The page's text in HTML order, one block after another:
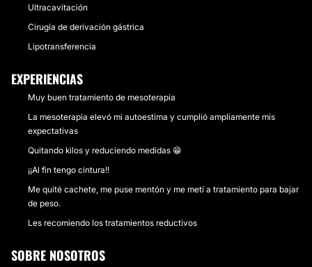
Ultracavitación
Cirugía de derivación gástrica
Lipotransferencia
EXPERIENCIAS
Muy buen tratamiento de mesoterapia
La mesoterapia elevó mi autoestima y cumplió ampliamente mis
expectativas
Quitando kilos y reduciendo medidas 😁
¡¡Al fin tengo cintura!!
Me quité cachete, me puse mentón y me metí a tratamiento para bajar
de peso.
Les recomiendo los tratamientos reductivos
SOBRE NOSOTROS